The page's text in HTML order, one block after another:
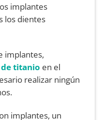
implantes
los dientes
implantes,
titanio en el
realizar ningún
implantes, un